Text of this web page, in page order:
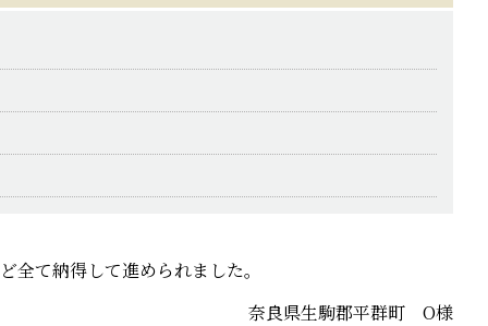
て納得して進められました。
奈良県生駒郡平群町 O様